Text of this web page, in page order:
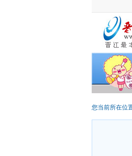
您当前所在位